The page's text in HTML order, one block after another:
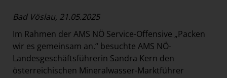
Vöslauer
NMK
Bad Vöslau, 21.05.2025
Im Rahmen der AMS NÖ Service-Offensive „Packen
wir es gemeinsam an.“ besuchte AMS NÖ-
Landesgeschäftsführerin Sandra Kern den
österreichischen Mineralwasser-Marktführer